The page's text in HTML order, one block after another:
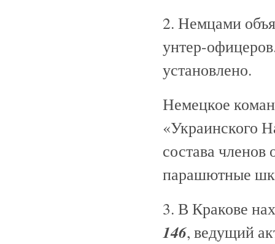
2. Немцами
унтер-
установлено.
Немецкое
«Украинского
состава членов
парашютные
3. В Кракове
146, ведущий